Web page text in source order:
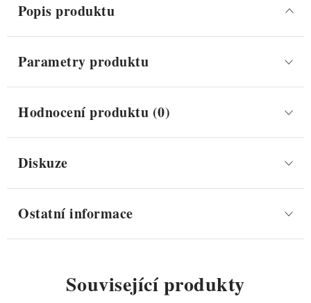
Popis produktu
Parametry produktu
Hodnocení produktu (0)
Diskuze
Ostatní informace
Související produkty